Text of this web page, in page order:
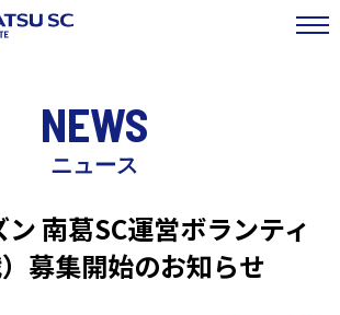
NEWS
ニュース
南葛SC運営ボランティ
募集開始のお知らせ